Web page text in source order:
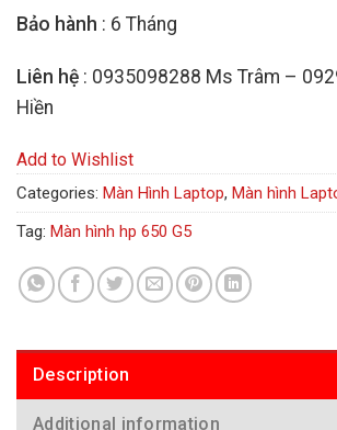
Bảo hành : 6 Tháng
Liên hệ : 0935098288 Ms Trâm –
Hiền
Add to Wishlist
Categories: Màn Hình Laptop, Màn hình
Tag: Màn hình hp 650 G5
Description
Additional information